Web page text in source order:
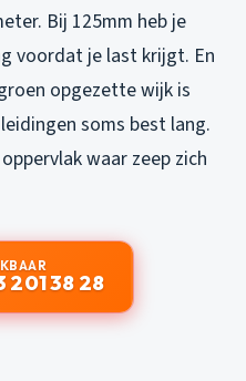
Bij 125mm heb je
voordat je last krijgt. En
opgezette wijk is
soms best lang.
waar zeep zich
201 38 28